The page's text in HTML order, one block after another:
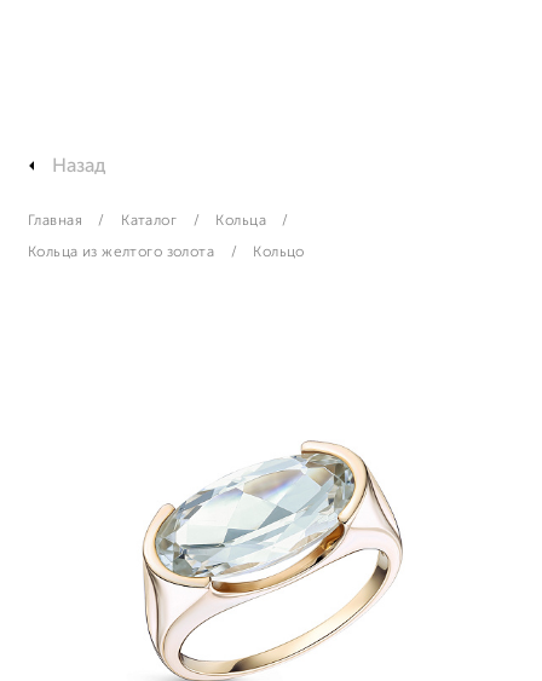
Назад
Главная Каталог Кольца
Кольца из желтого золота Кольцо